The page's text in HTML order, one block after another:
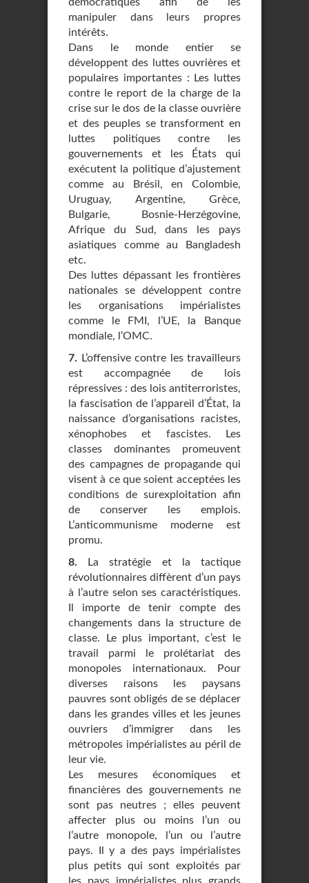
manipuler dans leurs propres
intérêts.
Dans le monde entier se
développent des luttes ouvrières et
populaires importantes : Les luttes
contre le report de la charge de la
crise sur le dos de la classe ouvrière
et des peuples se transforment en
luttes politiques contre les
gouvernements et les États qui
exécutent la politique d’ajustement
comme au Brésil, en Colombie,
Uruguay, Argentine, Grèce,
Bulgarie, Bosnie-Herzégovine,
Afrique du Sud, dans les pays
asiatiques comme au Bangladesh
etc.
Des luttes dépassant les frontières
nationales se développent contre
les organisations impérialistes
comme le FMI, l’UE, la Banque
mondiale, l’OMC.
7. L’offensive contre les travailleurs
est accompagnée de lois
répressives : des lois antiterroristes,
la fascisation de l’appareil d’État, la
naissance d’organisations racistes,
xénophobes et fascistes. Les
classes dominantes promeuvent
des campagnes de propagande qui
visent à ce que soient acceptées les
conditions de surexploitation afin
de conserver les emplois.
L’anticommunisme moderne est
promu.
8. La stratégie et la tactique
révolutionnaires diffèrent d’un pays
à l’autre selon ses caractéristiques.
Il importe de tenir compte des
changements dans la structure de
classe. Le plus important, c’est le
travail parmi le prolétariat des
monopoles internationaux. Pour
diverses raisons les paysans
pauvres sont obligés de se déplacer
dans les grandes villes et les jeunes
ouvriers d’immigrer dans les
métropoles impérialistes au péril de
leur vie.
Les mesures économiques et
financières des gouvernements ne
sont pas neutres ; elles peuvent
affecter plus ou moins l’un ou
l’autre monopole, l’un ou l’autre
pays. Il y a des pays impérialistes
plus petits qui sont exploités par